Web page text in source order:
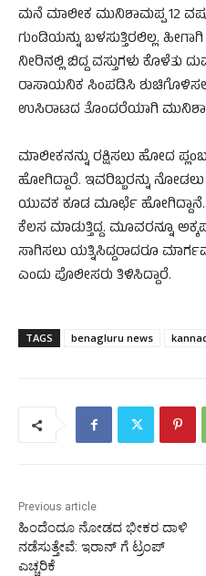
ಮನೆ ಮಾಲೀಕ ಮುನಿಶಾಮಪ್ಪ 12
ಗುಂಡಿಯನ್ನು ಬಳಸುತ್ತಿರಲಿಲ್ಲ.
ನೀರಿನಲ್ಲಿ ಬಿದ್ದ ವಸ್ತುಗಳು ಕೊಳೆತು
ರಾಸಾಯನಿಕ ಸಿಂಪಡಿಸಿ‌
ಉಸಿರಾಟದ ತೊಂದರೆಯಾಗಿ
ಮಾಲೀಕನನ್ನು ರಕ್ಷಿಸಲು ಹೋದ
ಹೋಗಿದ್ದಾರೆ. ಇವರಿಬ್ಬರನ್ನು
ಯುವಕ ಕೂಡ ಮೂರ್ಛೆ
ಕೆಲಸ ಮಾಡುತ್ತಿದ್ದ. ಮೂವರನ್ನೂ
ಸಾಗಿಸಲು ಯತ್ನಿಸಿದ್ದರಾದರೂ
ಎಂದು ಪೊಲೀಸರು ತಿಳಿಸಿದ್ದಾರೆ.
TAGS benagluru news
Previous article
ಹಿಂದೆಂದೂ ನೋಡದ ಭೀಕರ ದಾಳಿ
ನಡೆಸುತ್ತೇವೆ: ಇರಾನ್‌ ಗೆ ಟ್ರಂಪ್‌
ಎಚ್ಚರಿಕೆ